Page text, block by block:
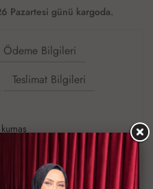
Pazartesi günü kargoda.
Ödeme Bilgileri
Teslimat Bilgileri
104 cm